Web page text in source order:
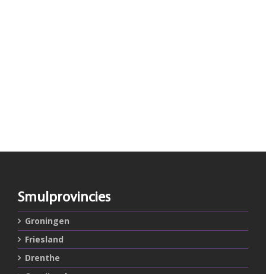
Smulprovincies
Groningen
Friesland
Drenthe